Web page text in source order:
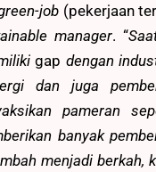
job (pekerjaan
manager. “
gap dengan
dan juga
pameran
banyak
menjadi